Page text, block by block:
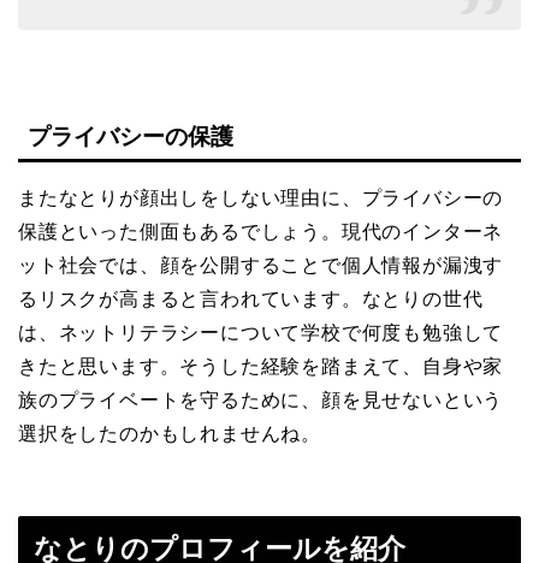
プライバシーの保護
またなとりが顔出しをしない理由に、プライバシーの
保護といった側面もあるでしょう。現代のインターネ
ット社会では、顔を公開することで個人情報が漏洩す
るリスクが高まると言われています。なとりの世代
は、ネットリテラシーについて学校で何度も勉強して
きたと思います。そうした経験を踏まえて、自身や家
族のプライベートを守るために、顔を見せないという
選択をしたのかもしれませんね。
なとりのプロフィールを紹介